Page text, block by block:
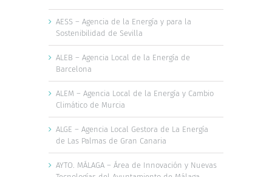
AESS – Agencia de la Energía y para la
Sostenibilidad de Sevilla
ALEB – Agencia Local de la Energía de
Barcelona
ALEM – Agencia Local de la Energía y Cambio
Climático de Murcia
ALGE – Agencia Local Gestora de La Energía
de Las Palmas de Gran Canaria
AYTO. MÁLAGA – Área de Innovación y Nuevas